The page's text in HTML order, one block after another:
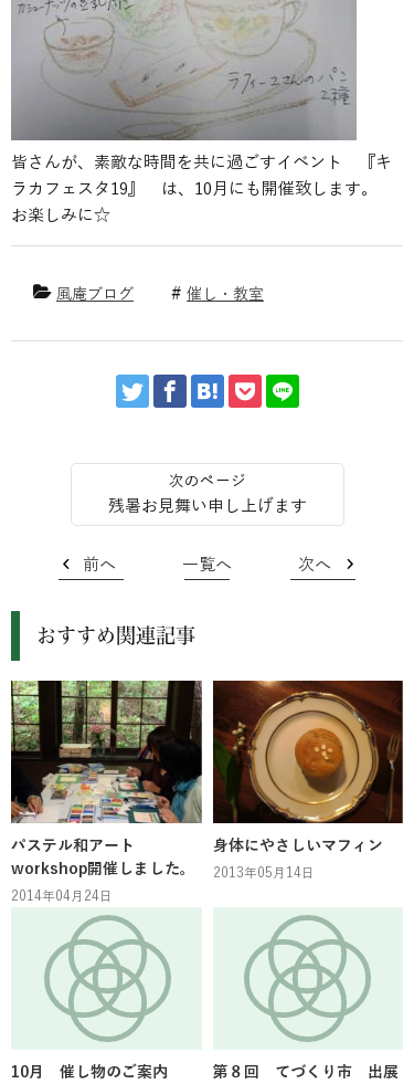
皆さんが、素敵な時間を共に過ごすイベント 『キ
ラカフェスタ19』 は、10月にも開催致します。
お楽しみに☆
風庵ブログ 催し・教室
残暑お見舞い申し上げます
前へ 一覧へ 次へ
おすすめ関連記事
パステル和アート
workshop開催しました。
2014年04月24日
身体にやさしいマフィン
2013年05月14日
10月 催し物のご案内
第８回 てづくり市 出展